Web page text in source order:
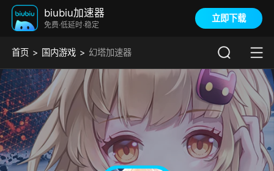
biubiu加速器
免费·低延时·稳定
立即下载
首页 国内游戏 幻塔加速器